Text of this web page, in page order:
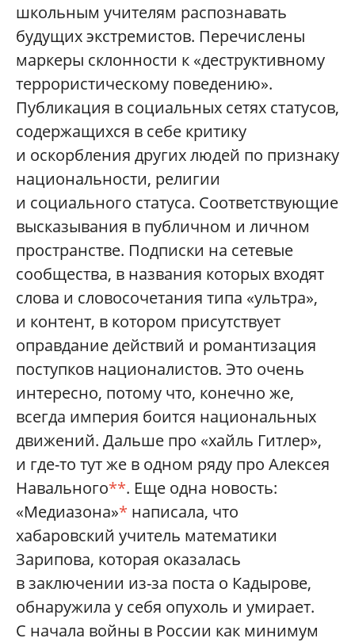
школьным учителям распознавать
будущих экстремистов. Перечислены
маркеры склонности к «деструктивному
террористическому поведению».
Публикация в социальных сетях статусов,
содержащихся в себе критику
и оскорбления других людей по признаку
национальности, религии
и социального статуса. Соответствующие
высказывания в публичном и личном
пространстве. Подписки на сетевые
сообщества, в названия которых входят
слова и словосочетания типа «ультра»,
и контент, в котором присутствует
оправдание действий и романтизация
поступков националистов. Это очень
интересно, потому что, конечно же,
всегда империя боится национальных
движений. Дальше про «хайль Гитлер»,
и где-то тут же в одном ряду про Алексея
Навального**. Еще одна новость:
«Медиазона»* написала, что
хабаровский учитель математики
Зарипова, которая оказалась
в заключении из-за поста о Кадырове,
обнаружила у себя опухоль и умирает.
С начала войны в России как минимум